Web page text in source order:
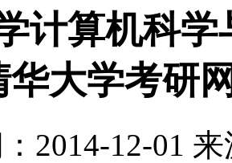
计算机科学
华大学考研
2014-12-01 来